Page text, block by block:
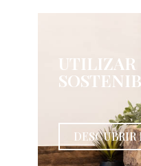
UTILIZAR
DESCUBRIR